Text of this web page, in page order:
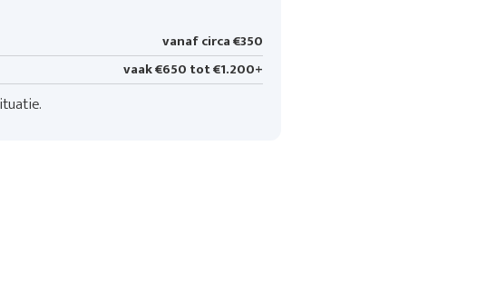
vanaf circa €350
vaak €650 tot €1.200+